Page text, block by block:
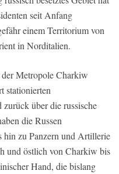
seit Anfang
einem Territorium von
in Norditalien.
Metropole Charkiw
stationierten
zurück über die russische
die Russen
hin zu Panzern und Artillerie
und östlich von Charkiw bis
Hand, die bislang